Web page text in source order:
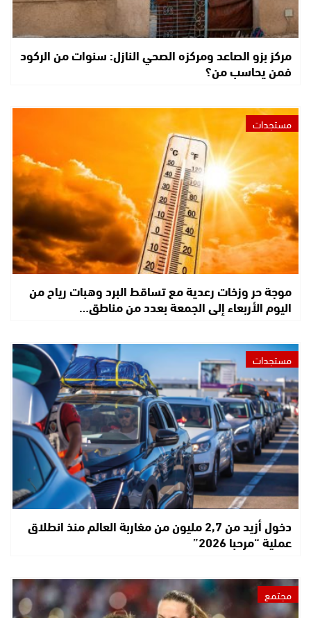
مركز بزو الصاعد ومركزه الصحي النازل: سنوات من الركود
فمن يحاسب من؟
مستجدات
موجة حر وزخات رعدية مع تساقط البرد وهبات رياح من
اليوم الأربعاء إلى الجمعة بعدد من مناطق…
مستجدات
دخول أزيد من 2,7 مليون من مغاربة العالم منذ انطلاق
عملية “مرحبا 2026”
مجتمع